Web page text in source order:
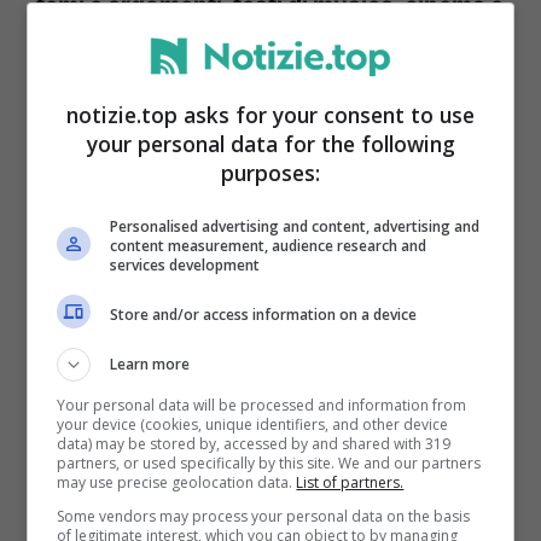
temi e argomenti, testi di musica, cinema e
saranno totalmente a disposizione
Atac.
Biblioteca digitale a Roma, Notizie.top
notizie.top asks for your consent to use
your personal data for the following
purposes:
Personalised advertising and content, advertising and
content measurement, audience research and
services development
Store and/or access information on a device
Learn more
Your personal data will be processed and information from
your device (cookies, unique identifiers, and other device
data) may be stored by, accessed by and shared with 319
partners, or used specifically by this site. We and our partners
may use precise geolocation data. List of partners.
Some vendors may process your personal data on the basis
of legitimate interest, which you can object to by managing